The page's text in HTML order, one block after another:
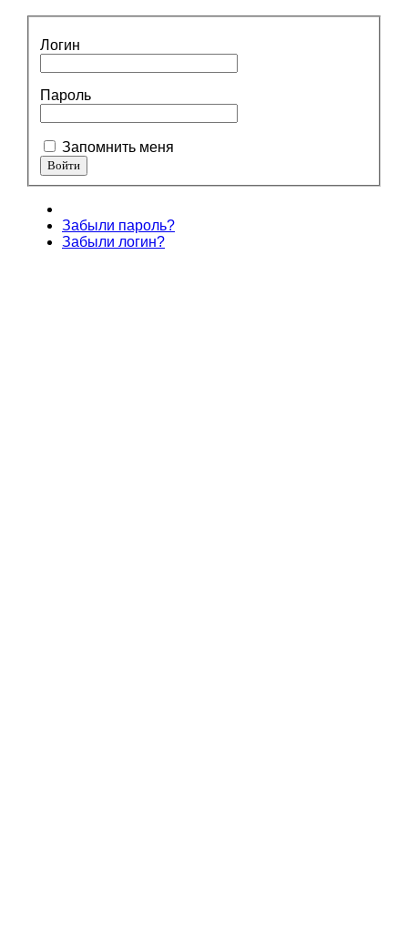
Логин
Пароль
Запомнить меня
Забыли пароль?
Забыли логин?